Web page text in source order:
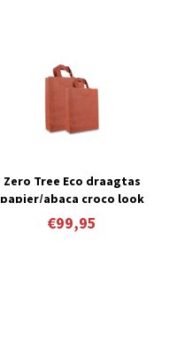
Zero Tree Eco draagtas
papier/abaca croco look
oranje
€99,95